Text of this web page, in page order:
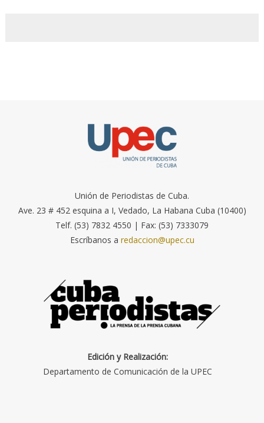
Unión de Periodistas de Cuba.
Ave. 23 # 452 esquina a I, Vedado, La Habana Cuba (10400)
Telf. (53) 7832 4550 | Fax: (53) 7333079
Escríbanos a redaccion@upec.cu
Edición y Realización:
Departamento de Comunicación de la UPEC